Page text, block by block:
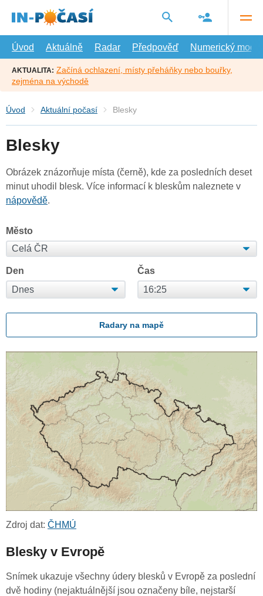
hlavní
Úvod
Aktuálně Radar Předpověď Numerický model
AKTUALITA: Začíná ochlazení, místy přeháňky nebo bouřky,
zejména na východě
Úvod Aktuální počasí Blesky
Blesky
Obrázek znázorňuje místa (černě), kde za posledních deset
minut uhodil blesk. Více informací k bleskům naleznete v
nápovědě.
Město
Den Čas
Radary na mapě
Zdroj dat: ČHMÚ
Blesky v Evropě
Snímek ukazuje všechny údery blesků v Evropě za poslední
dvě hodiny (nejaktuálnější jsou označeny bíle, nejstarší